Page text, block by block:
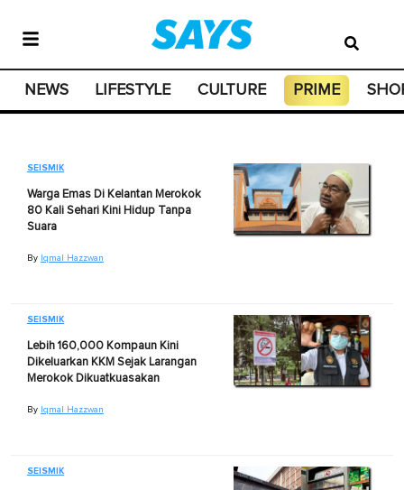
NEWS LIFESTYLE CULTURE PRIME
SEISMIK
Warga Emas Di Kelantan Merokok
80 Kali Sehari Kini Hidup Tanpa
Suara
By Iqmal Hazzwan
SEISMIK
Lebih 160,000 Kompaun Kini
Dikeluarkan KKM Sejak Larangan
Merokok Dikuatkuasakan
By Iqmal Hazzwan
SEISMIK